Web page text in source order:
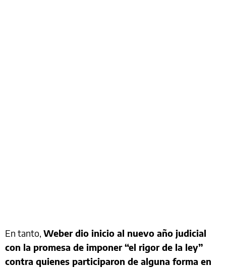
En tanto, Weber dio inicio al nuevo año judicial
con la promesa de imponer “el rigor de la ley”
contra quienes participaron de alguna forma en